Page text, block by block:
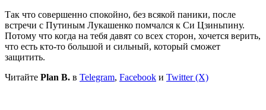
Так что совершенно спокойно, без всякой паники, после
встречи с Путиным Лукашенко помчался к Си Цзиньпину.
Потому что когда на тебя давят со всех сторон, хочется верить,
что есть кто-то большой и сильный, который сможет
защитить.
Читайте Plan B. в Telegram, Facebook и Twitter (X)